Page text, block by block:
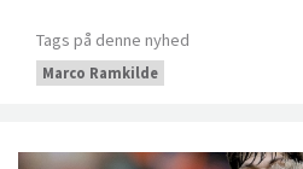
Tags på denne nyhed
Marco Ramkilde